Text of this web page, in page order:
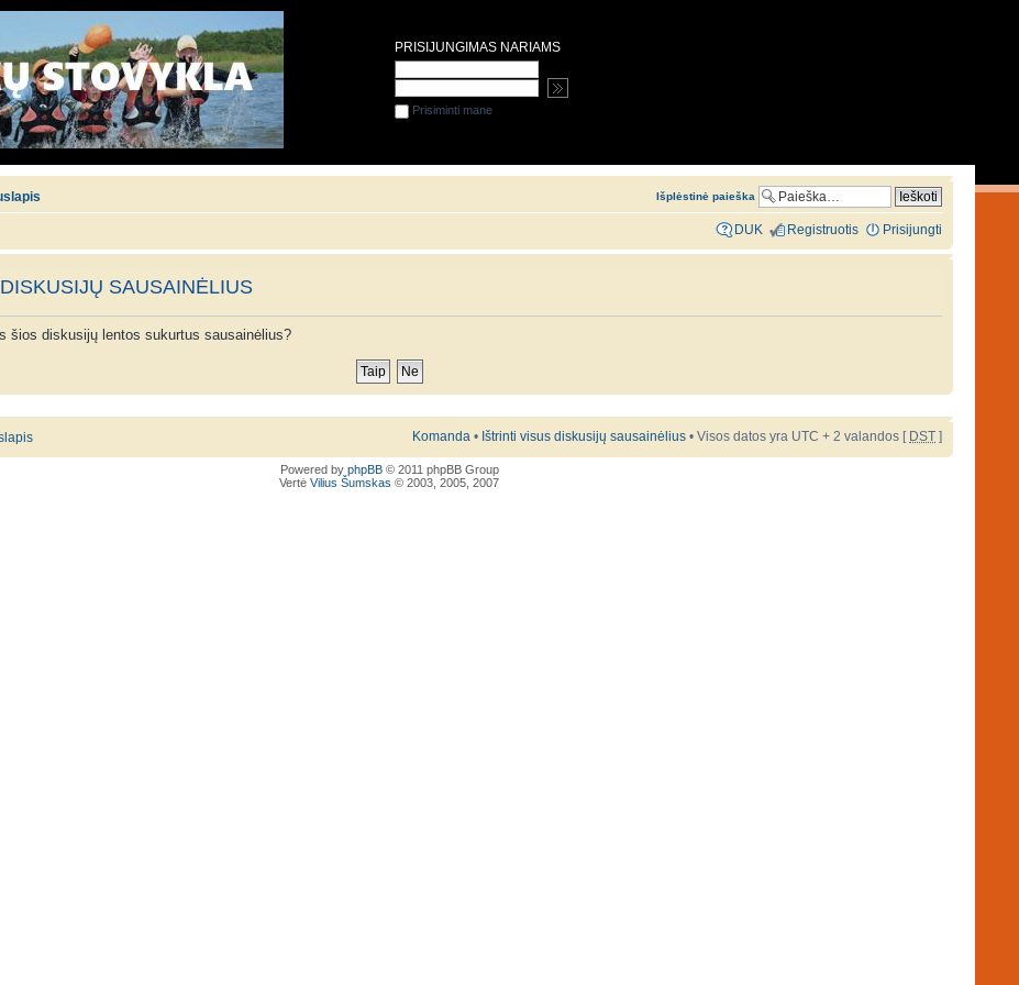
Išplėstinė paieška
DUK Registruotis Prisijungti
SAUSAINĖLIUS
šios diskusijų lentos sukurtus sausainėlius?
Komanda • Ištrinti visus diskusijų sausainėlius • Visos datos yra UTC + 2 valandos [ DST ]
Powered by phpBB© 2011 phpBB Group
Vertė Vilius Šumskas © 2003, 2005, 2007
PRISIJUNGIMAS NARIAMS
Prisiminti mane